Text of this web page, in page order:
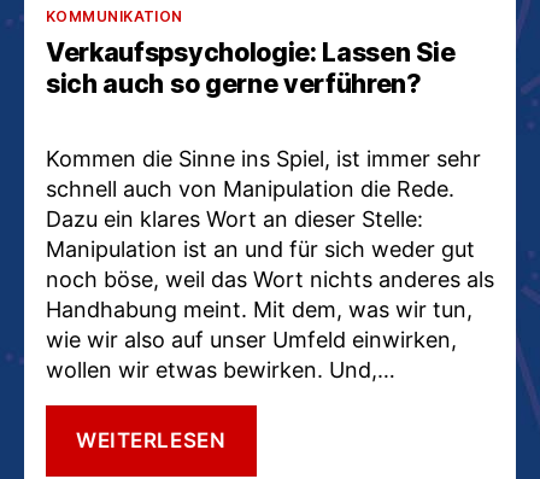
Kategorien
KOMMUNIKATION
Verkaufspsychologie: Lassen Sie
sich auch so gerne verführen?
Kommen die Sinne ins Spiel, ist immer sehr
schnell auch von Manipulation die Rede.
Dazu ein klares Wort an dieser Stelle:
Manipulation ist an und für sich weder gut
noch böse, weil das Wort nichts anderes als
Handhabung meint. Mit dem, was wir tun,
wie wir also auf unser Umfeld einwirken,
wollen wir etwas bewirken. Und,…
WEITERLESEN